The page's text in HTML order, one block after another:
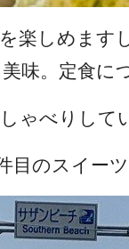
楽しめま
味。定食に
ゃべりして
のスイー